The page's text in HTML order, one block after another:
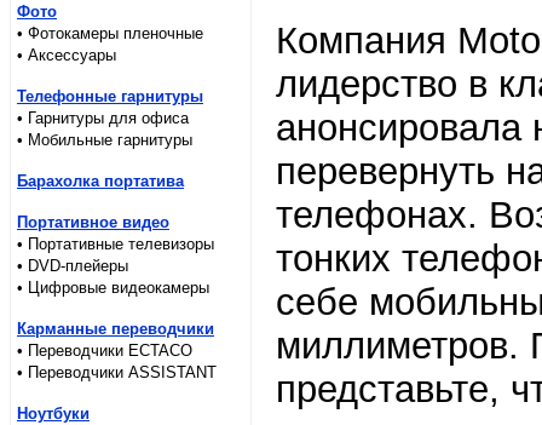
Фото
• Фотокамеры пленочные
• Аксессуары
Телефонные гарнитуры
• Гарнитуры для офиса
• Мобильные гарнитуры
Барахолка портатива
Портативное видео
• Портативные телевизоры
• DVD-плейеры
• Цифровые видеокамеры
Карманные переводчики
• Переводчики ECTACO
• Переводчики ASSISTANT
Ноутбуки
Компания
лидерство в
анонсировала
перевернуть
телефонах.
тонких
себе
миллиметров.
представьте,